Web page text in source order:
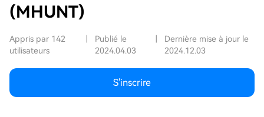
(MHUNT)
Appris par 142
utilisateurs
Publié le
2024.04.03
Dernière mise à jour le
2024.12.03
S'inscrire